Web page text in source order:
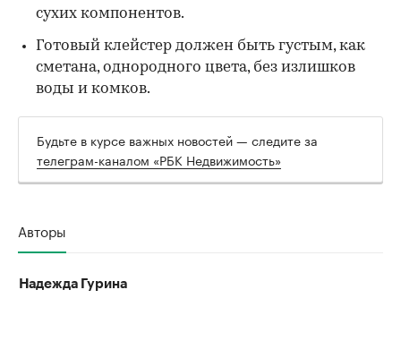
сухих компонентов.
Готовый клейстер должен быть густым, как
сметана, однородного цвета, без излишков
воды и комков.
Будьте в курсе важных новостей — следите за
телеграм-каналом «РБК Недвижимость»
Авторы
Надежда Гурина